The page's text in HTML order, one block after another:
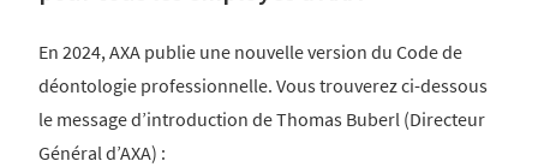
En 2024, AXA publie une nouvelle version du Code de
déontologie professionnelle. Vous trouverez ci-dessous
le message d’introduction de Thomas Buberl (Directeur
Général d’AXA) :